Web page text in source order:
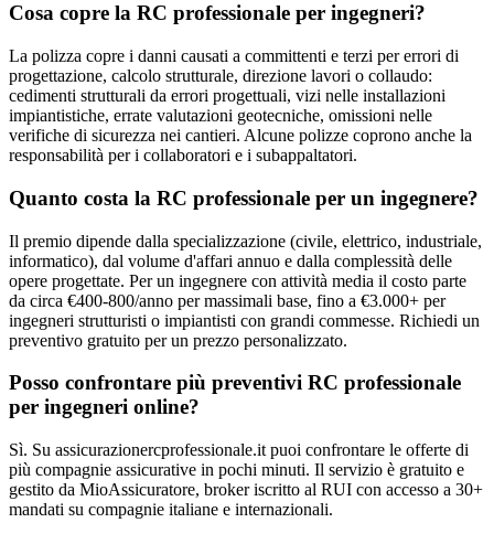
Cosa copre la RC professionale per ingegneri?
La polizza copre i danni causati a committenti e terzi per errori di
progettazione, calcolo strutturale, direzione lavori o collaudo:
cedimenti strutturali da errori progettuali, vizi nelle installazioni
impiantistiche, errate valutazioni geotecniche, omissioni nelle
verifiche di sicurezza nei cantieri. Alcune polizze coprono anche la
responsabilità per i collaboratori e i subappaltatori.
Quanto costa la RC professionale per un ingegnere?
Il premio dipende dalla specializzazione (civile, elettrico, industriale,
informatico), dal volume d'affari annuo e dalla complessità delle
opere progettate. Per un ingegnere con attività media il costo parte
da circa €400-800/anno per massimali base, fino a €3.000+ per
ingegneri strutturisti o impiantisti con grandi commesse. Richiedi un
preventivo gratuito per un prezzo personalizzato.
Posso confrontare più preventivi RC professionale
per ingegneri online?
Sì. Su assicurazionercprofessionale.it puoi confrontare le offerte di
più compagnie assicurative in pochi minuti. Il servizio è gratuito e
gestito da MioAssicuratore, broker iscritto al RUI con accesso a 30+
mandati su compagnie italiane e internazionali.